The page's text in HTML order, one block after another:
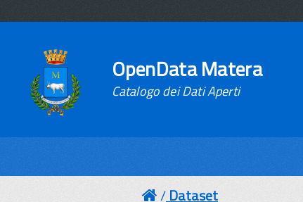
OpenData Matera
Catalogo dei Dati Aperti
Dataset